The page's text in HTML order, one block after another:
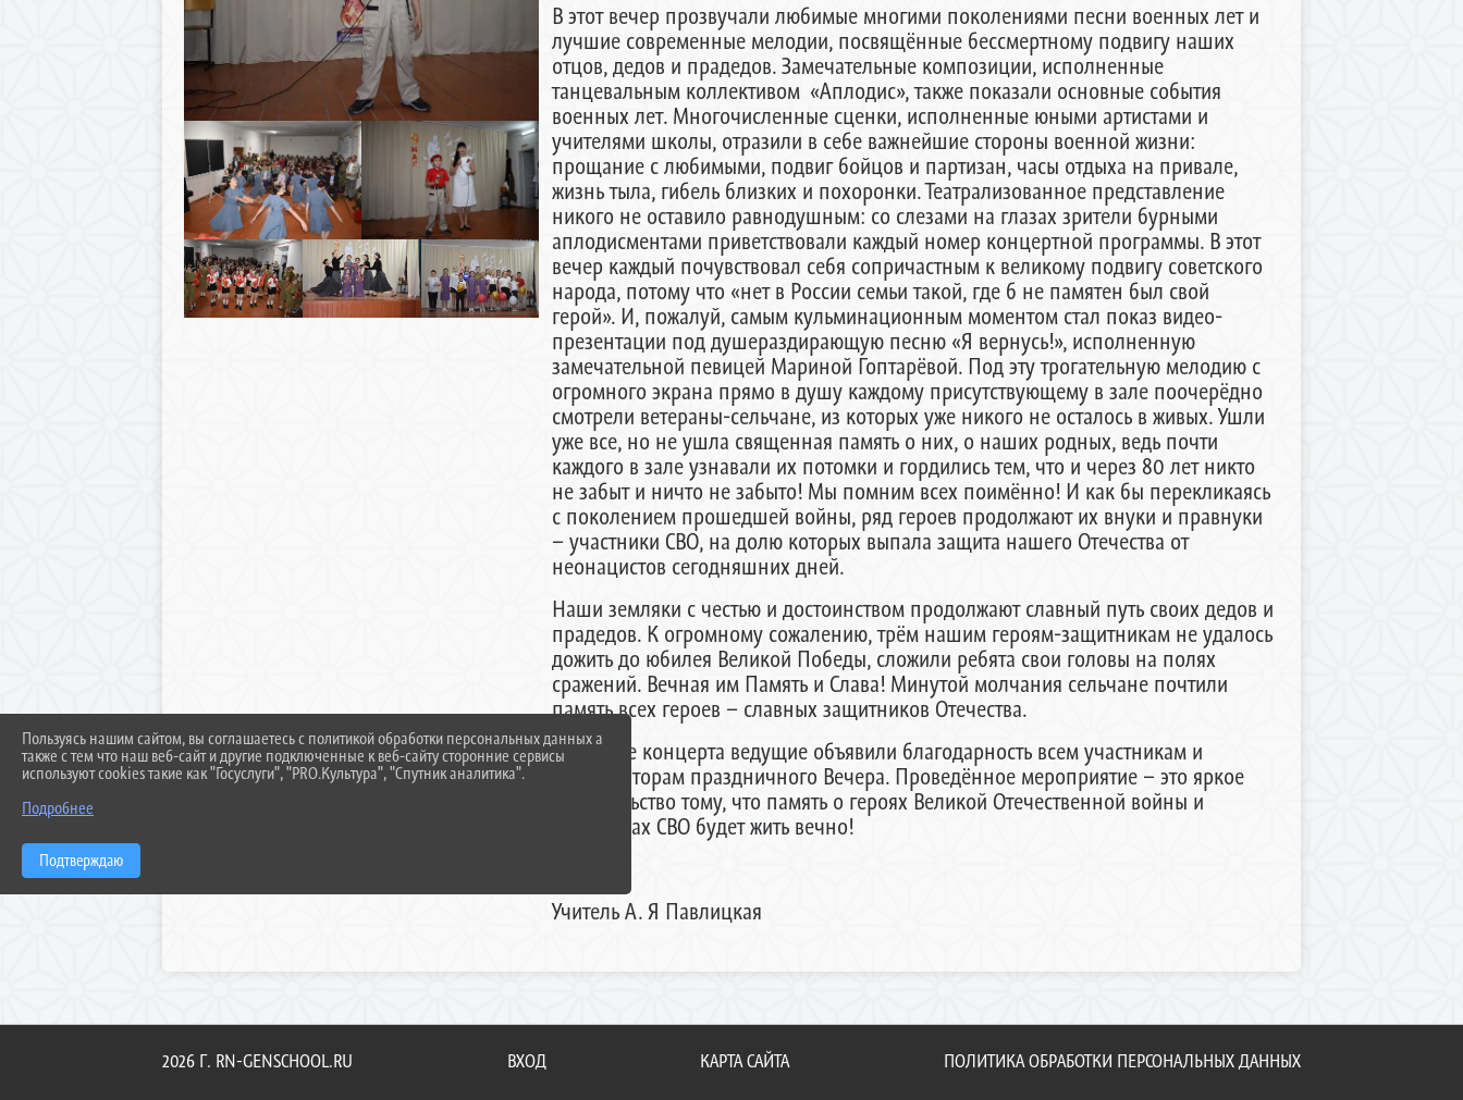
В этот вечер прозвучали любимые многими поколениями песни военных лет и
лучшие современные мелодии, посвящённые бессмертному подвигу наших
отцов, дедов и прадедов. Замечательные композиции, исполненные
танцевальным коллективом «Аплодис», также показали основные события
военных лет. Многочисленные сценки, исполненные юными артистами и
учителями школы, отразили в себе важнейшие стороны военной жизни:
прощание с любимыми, подвиг бойцов и партизан, часы отдыха на привале,
жизнь тыла, гибель близких и похоронки. Театрализованное представление
никого не оставило равнодушным: со слезами на глазах зрители бурными
аплодисментами приветствовали каждый номер концертной программы. В этот
вечер каждый почувствовал себя сопричастным к великому подвигу советского
народа, потому что «нет в России семьи такой, где б не памятен был свой
герой». И, пожалуй, самым кульминационным моментом стал показ видео-
презентации под душераздирающую песню «Я вернусь!», исполненную
замечательной певицей Мариной Гоптарёвой. Под эту трогательную мелодию с
огромного экрана прямо в душу каждому присутствующему в зале поочерёдно
смотрели ветераны-сельчане, из которых уже никого не осталось в живых. Ушли
уже все, но не ушла священная память о них, о наших родных, ведь почти
каждого в зале узнавали их потомки и гордились тем, что и через 80 лет никто
не забыт и ничто не забыто! Мы помним всех поимённо! И как бы перекликаясь
с поколением прошедшей войны, ряд героев продолжают их внуки и правнуки
– участники СВО, на долю которых выпала защита нашего Отечества от
неонацистов сегодняшних дней.
Наши земляки с честью и достоинством продолжают славный путь своих дедов и
прадедов. К огромному сожалению, трём нашим героям-защитникам не удалось
дожить до юбилея Великой Победы, сложили ребята свои головы на полях
сражений. Вечная им Память и Слава! Минутой молчания сельчане почтили
память всех героев – славных защитников Отечества.
В финале концерта ведущие объявили благодарность всем участникам и
организаторам праздничного Вечера. Проведённое мероприятие – это яркое
свидетельство тому, что память о героях Великой Отечественной войны и
участниках СВО будет жить вечно!
Учитель А. Я Павлицкая
2026 Г. RN-GENSCHOOL.RU ВХОД КАРТА САЙТА
ПОЛИТИКА ОБРАБОТКИ ПЕРСОНАЛЬНЫХ ДАННЫХ
Пользуясь нашим сайтом, вы соглашаетесь с политикой обработки персональных данных а
также с тем что наш веб-сайт и другие подключенные к веб-сайту сторонние сервисы
используют cookies такие как "Госуслуги", "PRO.Культура", "Спутник аналитика".
Подробнее
Подтверждаю